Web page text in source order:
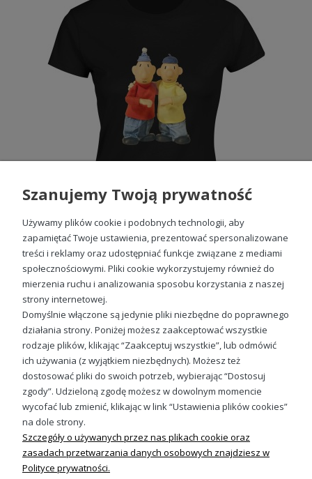
Sąsiedzi koszulka Pat i Mat z nadrukiem damska
49,98 zł
Sprawdź nasze social media
Szanujemy Twoją prywatność
Używamy plików cookie i podobnych technologii, aby
zapamiętać Twoje ustawienia, prezentować spersonalizowane
treści i reklamy oraz udostępniać funkcje związane z mediami
społecznościowymi. Pliki cookie wykorzystujemy również do
mierzenia ruchu i analizowania sposobu korzystania z naszej
strony internetowej.
Domyślnie włączone są jedynie pliki niezbędne do poprawnego
działania strony. Poniżej możesz zaakceptować wszystkie
rodzaje plików, klikając “Zaakceptuj wszystkie”, lub odmówić
ich używania (z wyjątkiem niezbędnych). Możesz też
dostosować pliki do swoich potrzeb, wybierając “Dostosuj
zgody”. Udzieloną zgodę możesz w dowolnym momencie
wycofać lub zmienić, klikając w link “Ustawienia plików cookies”
na dole strony.
Szczegóły o używanych przez nas plikach cookie oraz
zasadach przetwarzania danych osobowych znajdziesz w
Polityce prywatności.